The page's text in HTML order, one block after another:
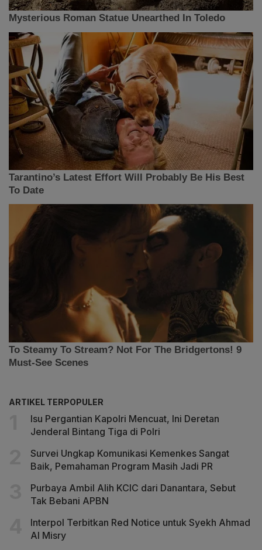
ARTIKEL TERPOPULER
Isu Pergantian Kapolri Mencuat, Ini Deretan
Jenderal Bintang Tiga di Polri
Survei Ungkap Komunikasi Kemenkes Sangat
Baik, Pemahaman Program Masih Jadi PR
Purbaya Ambil Alih KCIC dari Danantara, Sebut
Tak Bebani APBN
Interpol Terbitkan Red Notice untuk Syekh Ahmad
Al Misry